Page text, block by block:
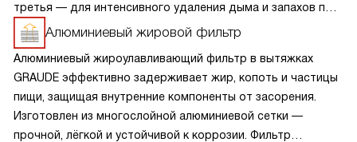
третья — для интенсивного удаления дыма и запахов при
сильном нагреве. Переключение между режимами
происходит мгновенно, с помощью кнопок или сенсоров.
Такой набор скоростей оптимален для большинства
кухонь: достаточно для повседневных задач, но без
избыточного шума и энергопотребления.
Алюминиевый жировой фильтр
Алюминиевый жироулавливающий фильтр в вытяжках
GRAUDE эффективно задерживает жир, копоть и частицы
пищи, защищая внутренние компоненты от засорения.
Изготовлен из многослойной алюминиевой сетки —
прочной, лёгкой и устойчивой к коррозии. Фильтр